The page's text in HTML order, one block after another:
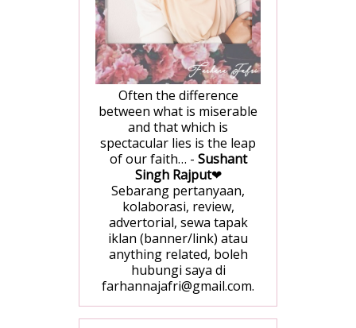
Often the difference
between what is miserable
and that which is
spectacular lies is the leap
of our faith… - Sushant
Singh Rajput❤
Sebarang pertanyaan,
kolaborasi, review,
advertorial, sewa tapak
iklan (banner/link) atau
anything related, boleh
hubungi saya di
farhannajafri@gmail.com.